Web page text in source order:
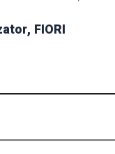
FIORI